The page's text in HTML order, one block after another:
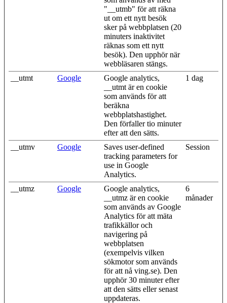
"__utmb" för att räkna
ut om ett nytt besök
sker på webbplatsen (20
minuters inaktivitet
räknas som ett nytt
besök). Den upphör när
webbläsaren stängs.
__utmt
Google
Google analytics,
__utmt är en cookie
som används för att
beräkna
webbplatshastighet.
Den förfaller tio minuter
efter att den sätts.
1 dag
__utmv Google
Saves user-defined
tracking parameters for
use in Google
Analytics.
Session
__utmz Google
Google analytics,
__utmz är en cookie
som används av Google
Analytics för att mäta
trafikkällor och
navigering på
webbplatsen
(exempelvis vilken
sökmotor som används
för att nå ving.se). Den
upphör 30 minuter efter
att den sätts eller senast
uppdateras.
6
månader